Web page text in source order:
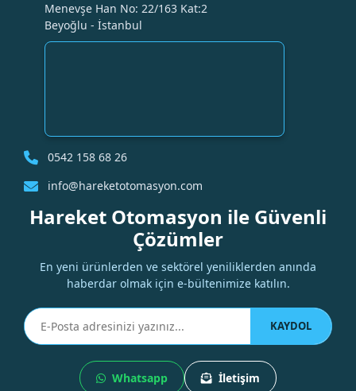
Menevşe Han No: 22/163 Kat:2
Beyoğlu - İstanbul
0542 158 68 26
info@hareketotomasyon.com
Hareket Otomasyon ile Güvenli
Çözümler
En yeni ürünlerden ve sektörel yeniliklerden anında
haberdar olmak için e-bültenimize katılın.
KAYDOL
Whatsapp İletişim